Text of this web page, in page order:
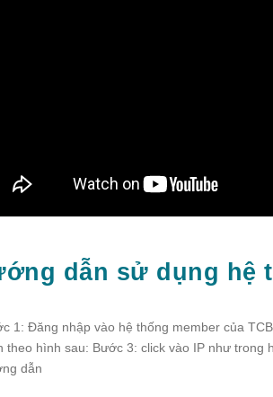
dẫn sử dụng hệ
1: Đăng nhập vào hệ thống member của
theo hình sau: Bước 3: click vào IP như trong
dẫn